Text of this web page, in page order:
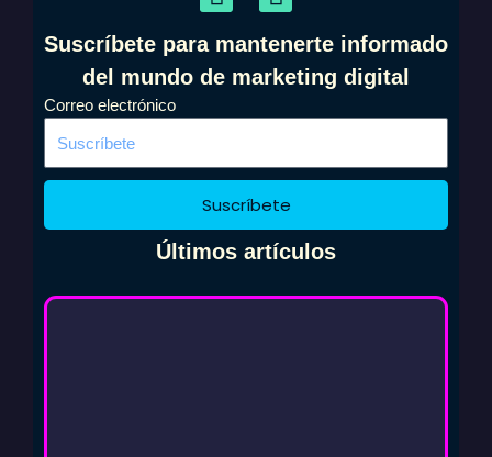
a
c
e
o
k
n
s
t
g
a
m
Suscríbete para mantenerte informado
del mundo de marketing digital
Correo electrónico
Suscríbete
Últimos artículos